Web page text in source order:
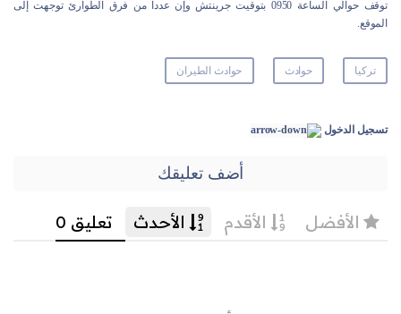
توقف حوالي الساعة 0950 بتوقيت جرينتش وإن عددا من فرق الطوارئ توجهت إلى
الموقع.
تركيا حوادث حوادث الطيران
تسجيل الدخول
أضف تعليقك